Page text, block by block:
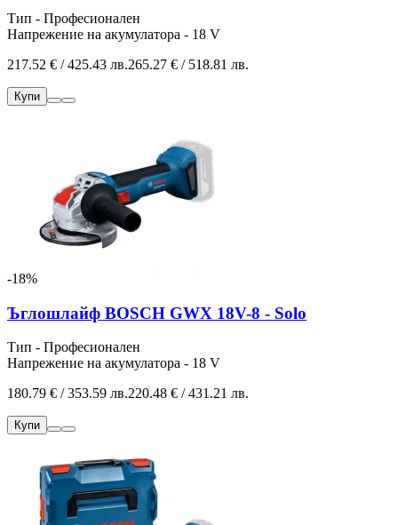
Тип - Професионален
Напрежение на акумулатора - 18 V
217.52 € / 425.43 лв.265.27 € / 518.81 лв.
Купи
-18%
Ъглошлайф BOSCH GWX 18V-8 - Solo
Тип - Професионален
Напрежение на акумулатора - 18 V
180.79 € / 353.59 лв.220.48 € / 431.21 лв.
Купи